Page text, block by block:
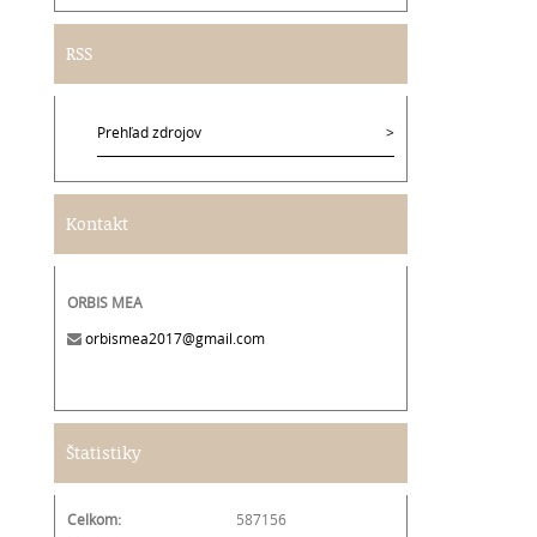
RSS
Prehľad zdrojov
Kontakt
ORBIS MEA
orbismea2017@gmail.com
Štatistiky
Celkom:
587156